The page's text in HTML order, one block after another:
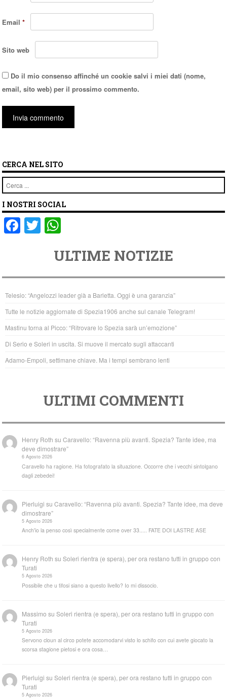
Email*
Sito web
Do il mio consenso affinché un cookie salvi i miei dati (nome,
email, sito web) per il prossimo commento.
CERCA NEL SITO
Cerca
I NOSTRI SOCIAL
F
a
e
b
o
o
k
T
wi
er
at
s
A
p
p
ULTIME NOTIZIE
Telesio: “Angelozzi leader già a Barletta. Oggi è una garanzia”
Tutte le notizie aggiornate di Spezia1906 anche sul canale Telegram!
Mastinu torna al Picco: “Ritrovare lo Spezia sarà un’emozione”
Di Serio e Soleri in uscita. Si muove il mercato sugli attaccanti
Adamo-Empoli, settimane chiave. Ma i tempi sembrano lenti
ULTIMI COMMENTI
Henry Roth suCaravello: “Ravenna più avanti. Spezia? Tante idee, ma
deve dimostrare”
6 Agosto 2026
Caravello ha ragione. Ha fotografato la situazione. Occorre che i vecchi sintolgano
dagli zebedei!
Pierluigi suCaravello: “Ravenna più avanti. Spezia? Tante idee, ma deve
dimostrare”
5 Agosto 2026
Anch'io la penso così specialmente come over 33..... FATE DOI LASTRE ASE
Henry Roth suSoleri rientra (e spera), per ora restano tutti in gruppo con
Turati
5 Agosto 2026
Possibile che u tifosi siano a questo livello? Io mi dissocio.
Massimo suSoleri rientra (e spera), per ora restano tutti in gruppo con
Turati
5 Agosto 2026
Servono cloun al circo potete accomodarvi visto lo schifo con cui avete giocato la
scorsa stagione pietosi e ora cosa…
Pierluigi suSoleri rientra (e spera), per ora restano tutti in gruppo con
Turati
5 Agosto 2026